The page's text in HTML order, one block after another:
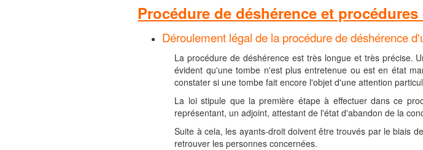
Procédure de déshérence et
Déroulement légal de la procédure de déshérence
La procédure de déshérence est très longue et très précise.
évident qu'une tombe n'est plus entretenue ou est en état
constater si une tombe fait encore l'objet d'une attention
La loi stipule que la première étape à effectuer dans ce
représentant, un adjoint, attestant de l'état d'abandon de la
Suite à cela, les ayants-droit doivent être trouvés par le biais
retrouver les personnes concernées.